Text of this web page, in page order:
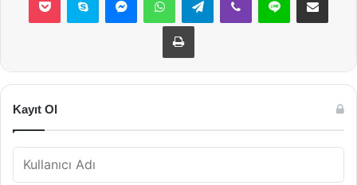
Yazdır
Kayıt Ol